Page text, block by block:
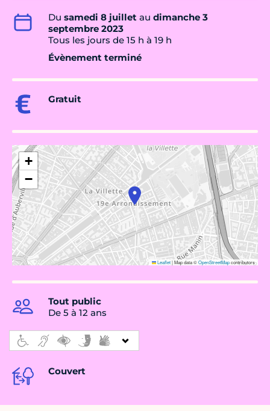
Du samedi 8 juillet au dimanche 3
septembre 2023
Tous les jours de 15 h à 19 h
Évènement terminé
Gratuit
+
−
Leaflet|Map data ©OpenStreetMapcontributors
Tout public
De 5 à 12 ans
Couvert